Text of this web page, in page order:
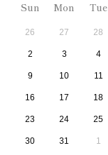
Sun Mon Tue
26 27 28
2 3 4
9 10 11
16 17 18
23 24 25
30 31 1